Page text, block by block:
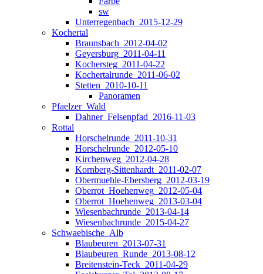
sw
Unterregenbach_2015-12-29
Kochertal
Braunsbach_2012-04-02
Geyersburg_2011-04-11
Kochersteg_2011-04-22
Kochertalrunde_2011-06-02
Stetten_2010-10-11
Panoramen
Pfaelzer_Wald
Dahner_Felsenpfad_2016-11-03
Rottal
Horschelrunde_2011-10-31
Horschelrunde_2012-05-10
Kirchenweg_2012-04-28
Kornberg-Sittenhardt_2011-02-07
Obermuehle-Ebersberg_2012-03-19
Oberrot_Hoehenweg_2012-05-04
Oberrot_Hoehenweg_2013-03-04
Wiesenbachrunde_2013-04-14
Wiesenbachrunde_2015-04-27
Schwaebische_Alb
Blaubeuren_2013-07-31
Blaubeuren_Runde_2013-08-12
Breitenstein-Teck_2011-04-29